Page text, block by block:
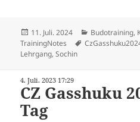
Veröffentlicht
am
11. Juli. 2024 Kategorien
Budotraining,
TrainingNotes
Schlagwörter
Lehrgang,Sochin
4. Juli. 2023 17:29
CZ Gasshuku
Tag